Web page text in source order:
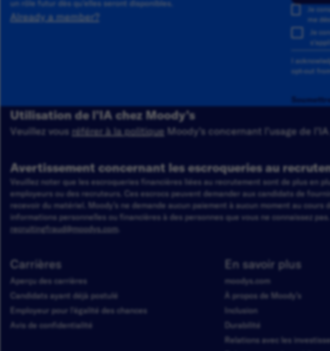
un rôle futur dès qu'elles seront disponibles.
Already a member?
Je
me
Je
I
opt-out
Utilisation de l’IA chez Moody’s
Veuillez vous référer à la politique Moody’s concernant l’usage de
Avertissement concernant les escroqueries au
Veuillez noter que les escroqueries financières liées au recrutement sont de plus en
employeurs ou des recruteurs. Ces escrocs peuvent demander aux candidats de
recevoir du matériel. Moody’s ne demande aucun paiement à aucun moment au
informations personnelles ou financières à des personnes que vous ne connaissez
recruitingfraud@moodys.com
Carrières
Aperçu des carrières
Candidats ayant déjà postulé
Employeur pour l'égalité des chances
Avis de confidentialité
En savoir plus
moodys.com
À propos de Moody’s
Inclusion
Durabilité
Relations avec les